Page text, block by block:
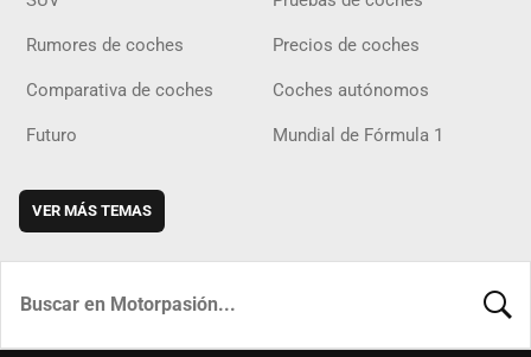
Rumores de coches Precios de coches
Comparativa de coches Coches autónomos
Futuro Mundial de Fórmula 1
VER MÁS TEMAS